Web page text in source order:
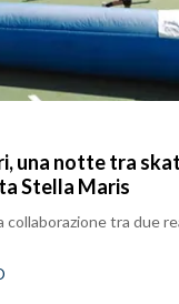
una notte tra
Stella Maris
collaborazione tra due